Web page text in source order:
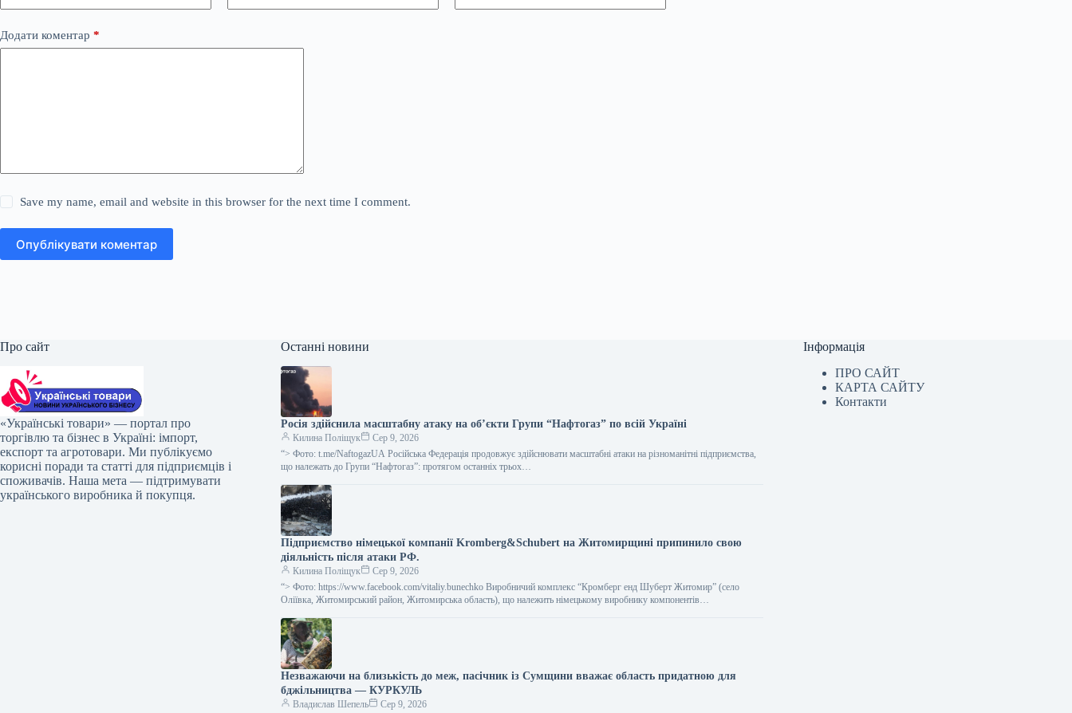
Додати коментар *
Save my name, email and website in this browser for the next time I comment.
Опублікувати коментар
Про сайт
«Українські товари» — портал про
торгівлю та бізнес в Україні: імпорт,
експорт та агротовари. Ми публікуємо
корисні поради та статті для підприємців і
споживачів. Наша мета — підтримувати
українського виробника й покупця.
Останні новини
Росія здійснила масштабну атаку на об’єкти Групи “Нафтогаз” по всій Україні
Килина Поліщук
Сер 9, 2026
“> Фото: t.me/NaftogazUA Російська Федерація продовжує здійснювати масштабні атаки на різноманітні підприємства,
що належать до Групи “Нафтогаз”: протягом останніх трьох…
Підприємство німецької компанії Kromberg&Schubert на Житомирщині припинило свою
діяльність після атаки РФ.
Килина Поліщук
Сер 9, 2026
“> Фото: https://www.facebook.com/vitaliy.bunechko Виробничий комплекс “Кромберг енд Шуберт Житомир” (село
Оліївка, Житомирський район, Житомирська область), що належить німецькому виробнику компонентів…
Незважаючи на близькість до меж, пасічник із Сумщини вважає область придатною для
бджільництва — КУРКУЛЬ
Владислав Шепель Сер 9, 2026
Інформація
ПРО САЙТ
КАРТА САЙТУ
Контакти